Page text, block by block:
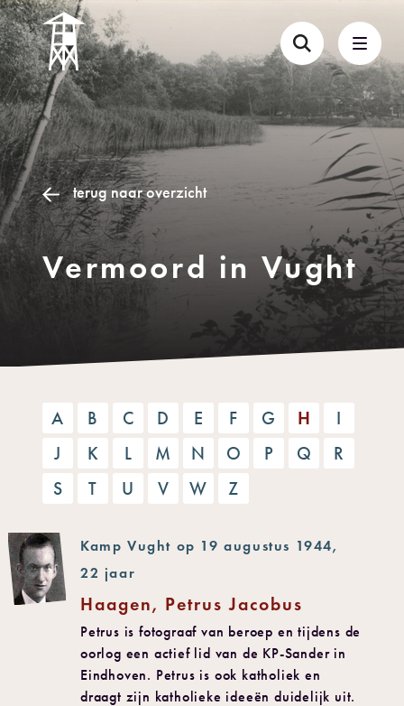
terug naar overzicht
Vermoord in Vught
A B C D E F G H
I
J
K L M N O P Q
R
S
T U V W Z
Kamp Vught op 19 augustus 1944,
22 jaar
Haagen, Petrus Jacobus
Petrus is fotograaf van beroep en tijdens de
oorlog een actief lid van de KP-Sander in
Eindhoven. Petrus is ook katholiek en
draagt zijn katholieke ideeën duidelijk uit.